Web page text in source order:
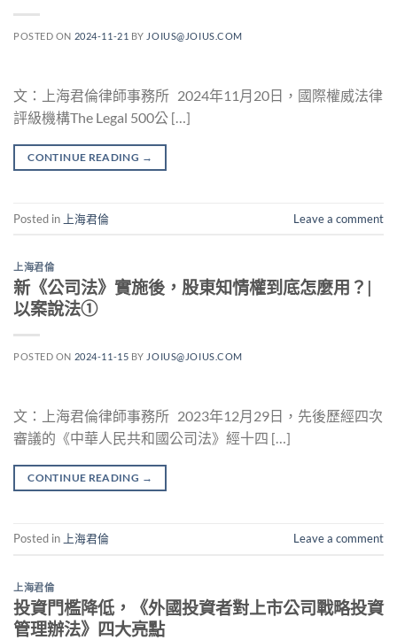
POSTED ON 2024-11-21 BY JOIUS@JOIUS.COM
文：上海君倫律師事務所 2024年11月20日，國際權威法律
評級機構The Legal 500公 […]
CONTINUE READING →
Posted in 上海君倫 Leave a comment
上海君倫
新《公司法》實施後，股東知情權到底怎麼用？|
以案說法①
POSTED ON 2024-11-15 BY JOIUS@JOIUS.COM
文：上海君倫律師事務所 2023年12月29日，先後歷經四次
審議的《中華人民共和國公司法》經十四 […]
CONTINUE READING →
Posted in 上海君倫 Leave a comment
上海君倫
投資門檻降低，《外國投資者對上市公司戰略投資
管理辦法》四大亮點